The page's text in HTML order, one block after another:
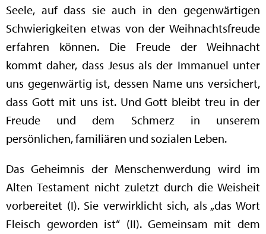
Seele, auf dass sie auch in den gegenwärtigen
Schwierigkeiten etwas von der Weihnachtsfreude
erfahren können. Die Freude der Weihnacht
kommt daher, dass Jesus als der Immanuel unter
uns gegenwärtig ist, dessen Name uns versichert,
dass Gott mit uns ist. Und Gott bleibt treu in der
Freude und dem Schmerz in unserem
persönlichen, familiären und sozialen Leben.
Das Geheimnis der Menschenwerdung wird im
Alten Testament nicht zuletzt durch die Weisheit
vorbereitet (I). Sie verwirklicht sich, als „das Wort
Fleisch geworden ist“ (II). Gemeinsam mit dem